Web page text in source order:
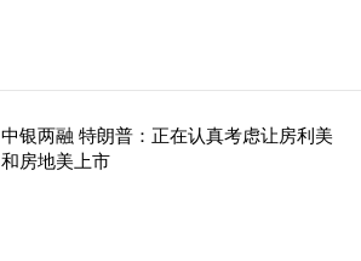
中银两融 特朗普：正在认真考虑让房利美
和房地美上市